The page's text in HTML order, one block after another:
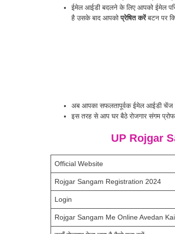
ईमेल आईडी बदलने के लिए आपको ईमेल
है उसके बाद आपकोप्रेषित करेंबटन पर
अब आपका सफलतापूर्वक ईमेल आईडी चेंज
इस तरह से आप घर बैठे रोजगार संगम
UP Rojgar
Official Website
Rojgar Sangam Registration 2024
Login
Rojgar Sangam Me Online Avedan